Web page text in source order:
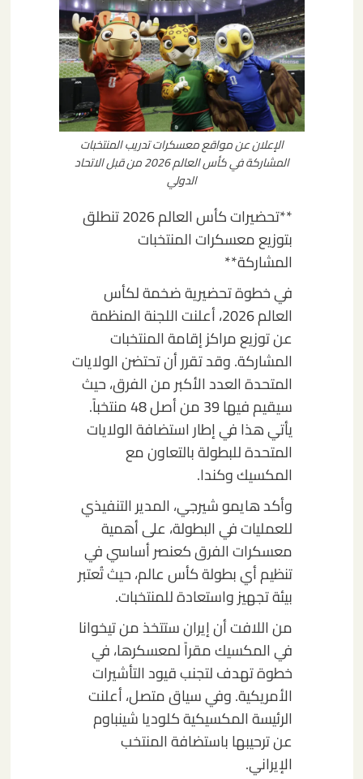
الإعلان عن مواقع معسكرات تدريب المنتخبات
المشاركة في كأس العالم 2026 من قبل الاتحاد
الدولي
**تحضيرات كأس العالم 2026 تنطلق
بتوزيع معسكرات المنتخبات
المشاركة**
في خطوة تحضيرية ضخمة لكأس
العالم 2026، أعلنت اللجنة المنظمة
عن توزيع مراكز إقامة المنتخبات
المشاركة. وقد تقرر أن تحتضن الولايات
المتحدة العدد الأكبر من الفرق، حيث
سيقيم فيها 39 من أصل 48 منتخباً.
يأتي هذا في إطار استضافة الولايات
المتحدة للبطولة بالتعاون مع
المكسيك وكندا.
وأكد هايمو شيرجي، المدير التنفيذي
للعمليات في البطولة، على أهمية
معسكرات الفرق كعنصر أساسي في
تنظيم أي بطولة كأس عالم، حيث تُعتبر
بيئة تجهيز واستعادة للمنتخبات.
من اللافت أن إيران ستتخذ من تيخوانا
في المكسيك مقراً لمعسكرها، في
خطوة تهدف لتجنب قيود التأشيرات
الأمريكية. وفي سياق متصل، أعلنت
الرئيسة المكسيكية كلوديا شينباوم
عن ترحيبها باستضافة المنتخب
الإيراني.